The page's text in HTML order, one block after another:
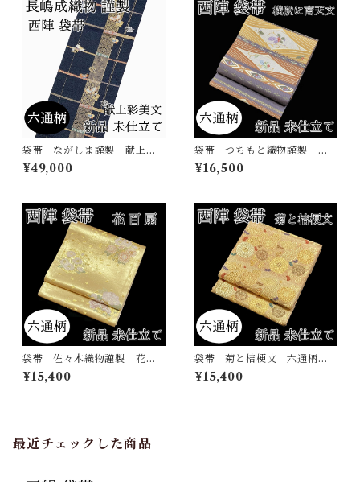
袋帯 ながしま謹製 献上彩
美文 六通柄 西陣 正絹
日本製 長嶋成織物 吉祥
¥49,000
袋帯 つちもと織物謹製 南
天 六通柄 西陣 正絹 日
本製 未仕立て
¥16,500
袋帯 佐々木織物謹製 花百
扇 六通柄 西陣 正絹 日
本製 未仕立て
¥15,400
袋帯 菊と桔梗文 六通柄
西陣 正絹 日本製 未仕立
て 横段 菊 五瓜に桔梗
¥15,400
最近チェックした商品